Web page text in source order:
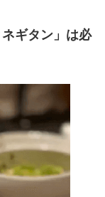
ギタン」は必